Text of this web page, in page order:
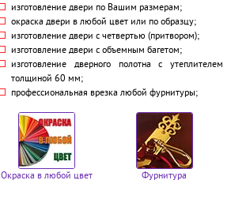
изготовление двери по Вашим размерам;
окраска двери в любой цвет или по образцу;
изготовление двери с четвертью (притвором);
изготовление двери с объемным багетом;
изготовление дверного полотна с утеплителем
толщиной 60 мм;
профессиональная врезка любой фурнитуры;
Окраска в любой цвет Фурнитура